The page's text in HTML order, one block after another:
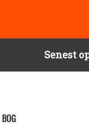
Senest
BOG